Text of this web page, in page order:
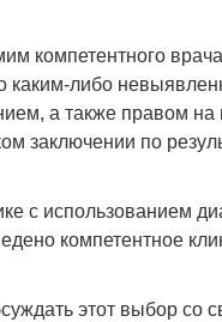
компетентного
каким-либо
а также правом на
заключении по
с использованием
компетентное
этот выбор со